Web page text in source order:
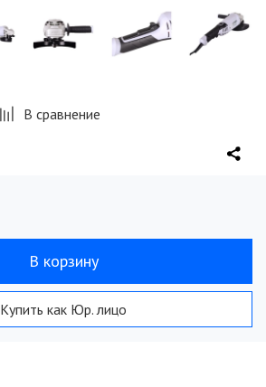
В сравнение
В корзину
Купить как Юр. лицо